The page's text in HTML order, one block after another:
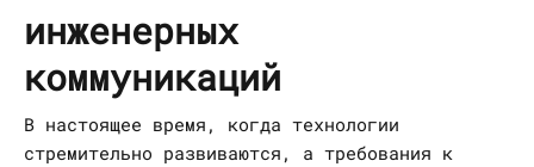
инженерных
коммуникаций
В настоящее время, когда технологии
стремительно развиваются, а требования к